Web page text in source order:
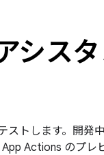
シスタ
ストします。開発
Actions のプレ